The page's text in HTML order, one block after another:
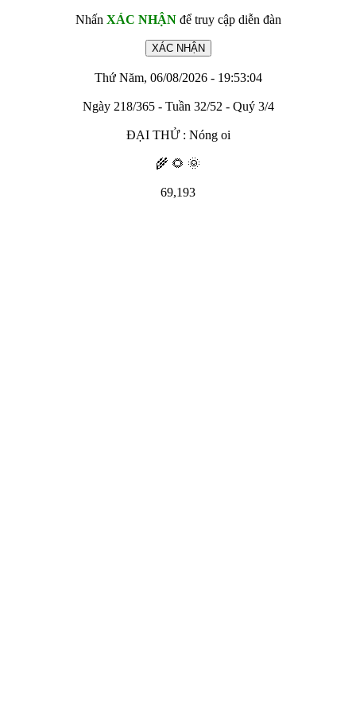
Nhấn XÁC NHẬNđể truy cập diễn đàn
Thứ Năm, 06/08/2026 - 19:53:04
Ngày 218/365 - Tuần 32/52 - Quý 3/4
ĐẠI THỬ : Nóng oi
🌾 🌻 🌞
69,193